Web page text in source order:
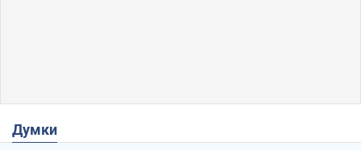
Думки